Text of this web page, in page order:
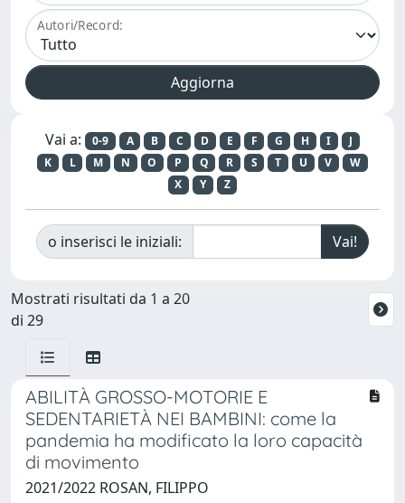
Autori/Record:
Vai a: 0-9 A B C D E F G H I
J
K
L M N O P Q R S T U V
W
X
Y Z
o inserisci le iniziali:
Mostrati risultati da 1 a 20
di 29
ABILITÀ GROSSO-MOTORIE E
SEDENTARIETÀ NEI BAMBINI: come la
pandemia ha modificato la loro capacità
di movimento
2021/2022 ROSAN, FILIPPO